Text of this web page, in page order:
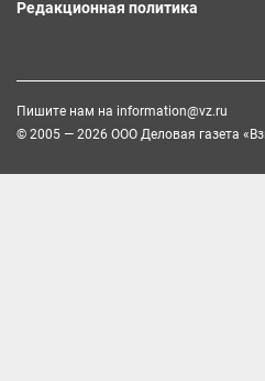
Редакционная политика
Пишите нам на information@vz.ru
© 2005 — 2026 ООО Деловая газета